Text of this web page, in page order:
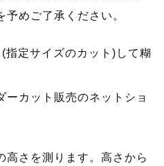
めご了承ください。
指定サイズのカット)して糊
ーカット販売のネットショ
さを測ります。高さから